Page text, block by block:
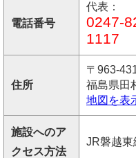
電話番号
代表：
0247-
1117
住所
〒963-
福島県田
地図を表
施設へのア
クセス方法
JR磐越